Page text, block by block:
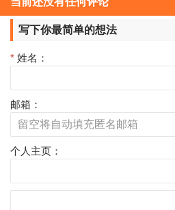
页
写下你最简单的想法
* 姓名：
邮箱：
个人主页：